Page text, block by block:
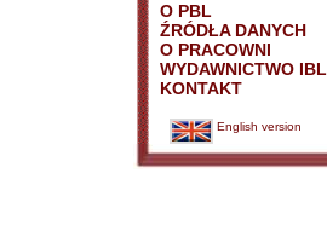
O PBL
ŹRÓDŁA DANYCH
O PRACOWNI
WYDAWNICTWO IBL
KONTAKT
English version